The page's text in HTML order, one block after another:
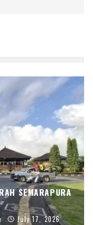
SEMARAPURA
July 17, 2026